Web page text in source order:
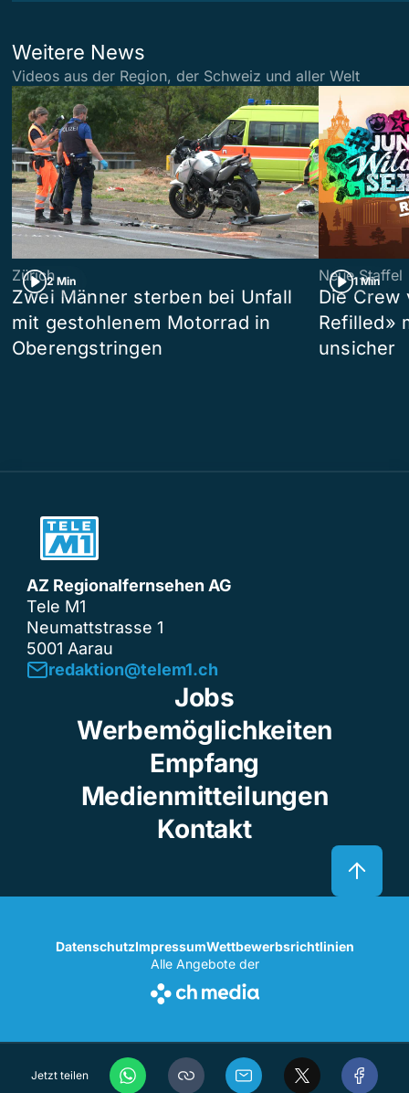
Jetzt teilen
Weitere News
Videos aus der Region, der Schweiz und aller Welt
2 Min
Zürich
Zwei Männer sterben bei Unfall
mit gestohlenem Motorrad in
Oberengstringen
1 Min
Neue Staffel
Die Crew
Refilled»
unsicher
AZ Regionalfernsehen AG
Tele M1
Neumattstrasse 1
5001 Aarau
redaktion@telem1.ch
Jobs
Werbemöglichkeiten
Empfang
Medienmitteilungen
Kontakt
DatenschutzImpressumWettbewerbsrichtlinien
Alle Angebote der